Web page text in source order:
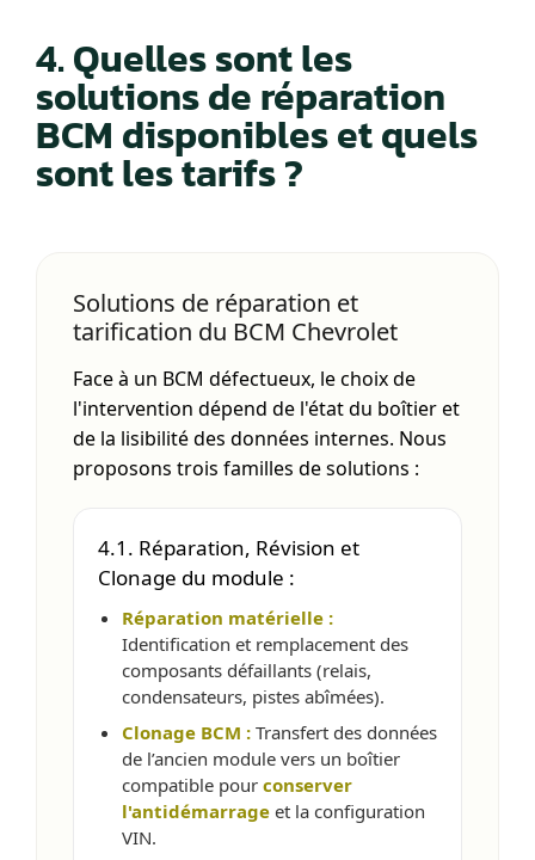
4. Quelles sont les
solutions de réparation
BCM disponibles et quels
sont les tarifs ?
Solutions de réparation et
tarification du BCM Chevrolet
Face à un BCM défectueux, le choix de
l'intervention dépend de l'état du boîtier et
de la lisibilité des données internes. Nous
proposons trois familles de solutions :
4.1. Réparation, Révision et
Clonage du module :
Réparation matérielle :
Identification et remplacement des
composants défaillants (relais,
condensateurs, pistes abîmées).
Clonage BCM : Transfert des données
de l’ancien module vers un boîtier
compatible pour conserver
l'antidémarrage et la configuration
VIN.